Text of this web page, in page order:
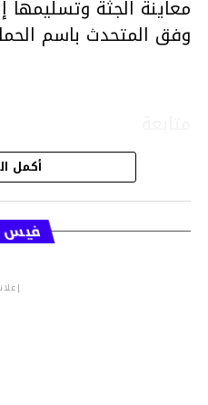
معاينة الجثة وتسليمها
وفق المتحدث باسم
قسم الاخبار
أكمل
فيس